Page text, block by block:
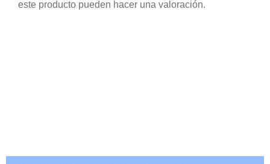
este producto pueden hacer una valoración.